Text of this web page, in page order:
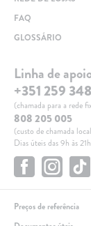
FAQ
GLOSSÁRIO
Linha de
+351 259
(chamada para a rede
808 205 005
(custo de chamada
Dias úteis das 9h às 21h
Preços de referência